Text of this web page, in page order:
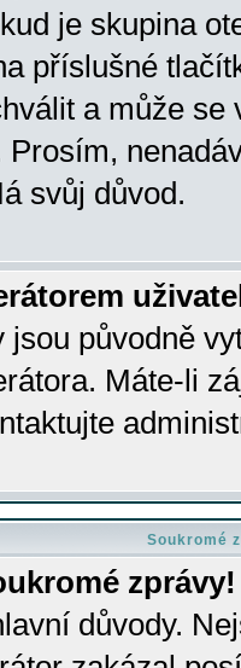
je skupina
příslušné
a může se
Prosím,
svůj důvod.
jsou původně
Máte-li
Soukromé
zprávy!
důvody.